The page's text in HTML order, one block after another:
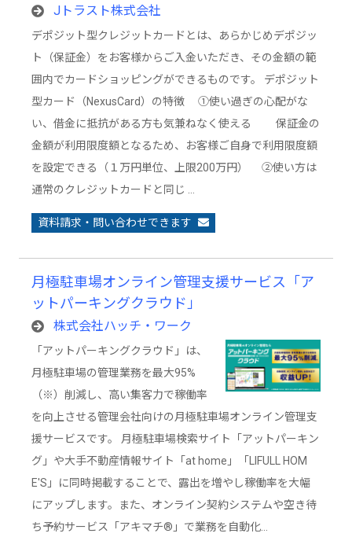
Jトラスト株式会社
デポジット型クレジットカードとは、あらかじめデポジッ
ト（保証金）をお客様からご入金いただき、その金額の範
囲内でカードショッピングができるものです。 デポジット
型カード（NexusCard）の特徴 ①使い過ぎの心配がな
い、借金に抵抗がある方も気兼ねなく使える 保証金の
金額が利用限度額となるため、お客様ご自身で利用限度額
を設定できる（１万円単位、上限200万円） ②使い方は
通常のクレジットカードと同じ …
資料請求・問い合わせできます
月極駐車場オンライン管理支援サービス「ア
ットパーキングクラウド」
株式会社ハッチ・ワーク
「アットパーキングクラウド」は、
月極駐車場の管理業務を最大95%
（※）削減し、高い集客力で稼働率
を向上させる管理会社向けの月極駐車場オンライン管理支
援サービスです。 月極駐車場検索サイト「アットパーキン
グ」や大手不動産情報サイト「at home」「LIFULL HOM
E'S」に同時掲載することで、露出を増やし稼働率を大幅
にアップします。また、オンライン契約システムや空き待
ち予約サービス「アキマチ®」で業務を自動化…